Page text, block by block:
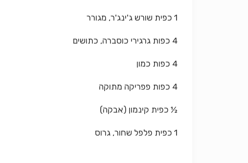
1 כפית שורש ג'ינג'ר, מגורר
4 כפות גרגירי כוסברה, כתושים
4 כפות כמון
4 כפות פפריקה מתוקה
½ כפית קינמון (אבקה)
1 כפית פלפל שחור, גרוס